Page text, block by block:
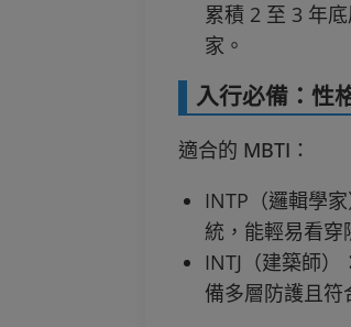
累積 2 至 3 年
家。
入行必備：性
適合的 MBTI：
INTP（邏輯學
統，能輕易看穿
INTJ（建築師
備多層防護且符